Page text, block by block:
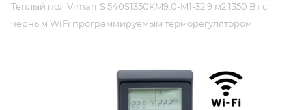
Теплый пол Vimarr S 540S1350KM9.0-M1-32 9 м2 1350 Вт с
черным WiFi программируемым терморегулятором